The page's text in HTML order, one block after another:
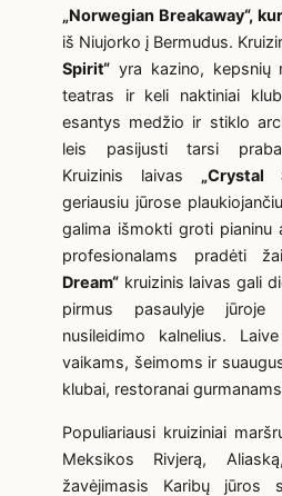
„Norwegian Breakaway“,
iš Niujorko į Bermudus.
Spirit“ yra kazino, kepsnių
teatras ir keli naktiniai
esantys medžio ir stiklo
leis pasijusti tarsi
Kruizinis laivas
„Crystal
geriausiu jūrose
galima išmokti groti pianinu
profesionalams pradėti
Dream“ kruizinis laivas gali
pirmus pasaulyje jūroje
nusileidimo kalnelius.
vaikams, šeimoms ir
klubai, restoranai
Populiariausi kruiziniai
Meksikos Rivjerą,
žavėjimasis Karibų jūros